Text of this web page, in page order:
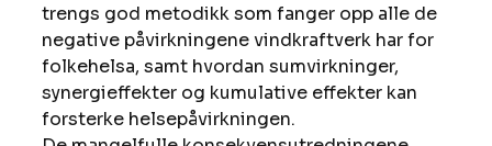
trengs god metodikk som fanger opp alle de
negative påvirkningene vindkraftverk har for
folkehelsa, samt hvordan sumvirkninger,
synergieffekter og kumulative effekter kan
forsterke helsepåvirkningen.